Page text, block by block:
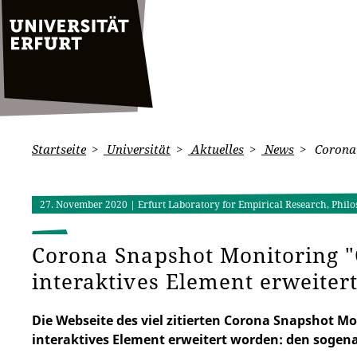
Startseite Universität Aktuelles News
27. November 2020 | Erfurt Laboratory for Empirical Research,
Corona Snapshot Monitoring
interaktives Element
Die Webseite des viel zitierten Corona Snapshot
interaktives Element erweitert worden: den